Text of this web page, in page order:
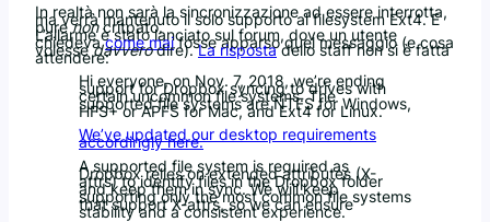
In realtà non sarà la sincronizzazione ad essere interrotta,
ma verrà mantenuto il solo supporto al filesystem Ext4. E
purenoncritpato.
L’allarme è stato lanciato sul forum, dove un utente
chiedevacome maifosse apparso quel messaggio (e cosa
volessedavverodire).La rispostadello staff non si è fatta
attendere:
Hi everyone, on Nov. 7, 2018, we’re ending
support for Dropbox syncing to drives with
certain uncommon file systems. The
supported file systems are NTFS for Windows,
HFS+ or APFS for Mac, and Ext4 for Linux.
We’ve updated our desktop requirements
accordingly here.
A supported file system is required as
Dropbox relies on extended attributes (X-
attrs) to identify files in the Dropbox folder
and keep them in sync. We will keep
supporting only the most common file systems
that support X-attrs, so we can ensure
stability and a consistent experience.